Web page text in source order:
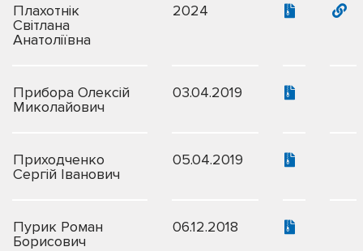
Плахотнік
Світлана
Анатоліївна
2024
Прибора Олексій
Миколайович
03.04.2019
Приходченко
Сергій Іванович
05.04.2019
Пурик Роман
Борисович
06.12.2018